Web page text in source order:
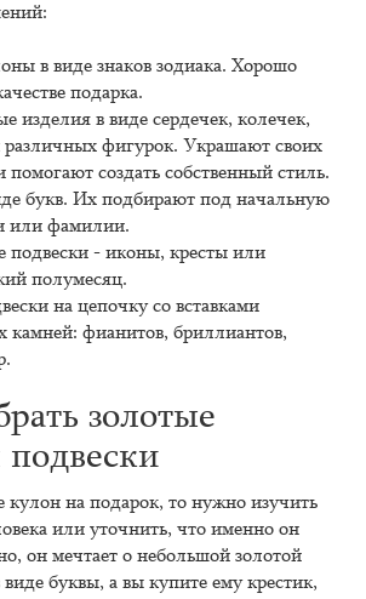
в виде знаков зодиака. Хорошо
подарка.
изделия в виде сердечек, колечек,
различных фигурок. Украшают своих
помогают создать собственный стиль.
букв. Их подбирают под начальную
или фамилии.
подвески - иконы, кресты или
полумесяц.
на цепочку со вставками
камней: фианитов, бриллиантов,
золотые
кулон на подарок, то нужно изучить
или уточнить, что именно он
он мечтает о небольшой золотой
буквы, а вы купите ему крестик,